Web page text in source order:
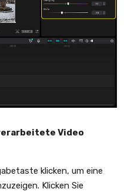
Video
klicken, um eine
Klicken Sie